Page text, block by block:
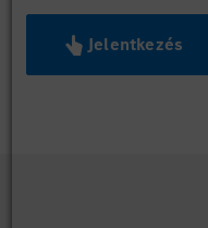
Jelentkezés